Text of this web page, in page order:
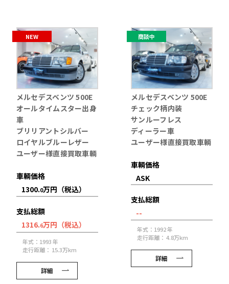
NEW
メルセデスベンツ 500E
オールタイムスター出身
車
ブリリアントシルバー
ロイヤルブルーレザー
ユーザー様直接買取車輌
車輌価格
1300.0万円（税込）
支払総額
1316.6万円（税込）
年式：1993 年
走行距離： 15.3万km
詳細
商談中
メルセデスベンツ 500E
チェック柄内装
サンルーフレス
ディーラー車
ユーザー様直接買取車輌
車輌価格
ASK
支払総額
--
年式：1992 年
走行距離： 4.8万km
詳細